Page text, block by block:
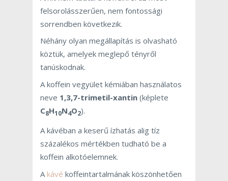
felsorolásszerűen, nem fontossági
sorrendben következik.
Néhány olyan megállapítás is olvasható
köztük, amelyek meglepő tényről
tanúskodnak.
A koffein vegyület kémiában használatos
neve 1,3,7-trimetil-xantin (képlete
C8H10N4O2).
A kávéban a keserű ízhatás alig tíz
százalékos mértékben tudható be a
koffein alkotóelemnek.
A kávé koffeintartalmának köszönhetően